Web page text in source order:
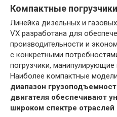
Компактные
Линейка дизельных и
VX разработана для
производительности и
с конкретными
погрузчики, манипулирующие
Наиболее компактные
диапазон
двигателя обеспечивают
широком спектре